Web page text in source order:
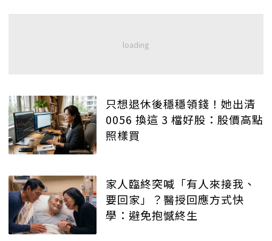
只想退休後穩穩領錢！她出清
0056 換這 3 檔好股：股價高點
照樣買
家人臨終突喊「有人來接我、
要回家」？醫授回應方式快
學：避免抱憾終生